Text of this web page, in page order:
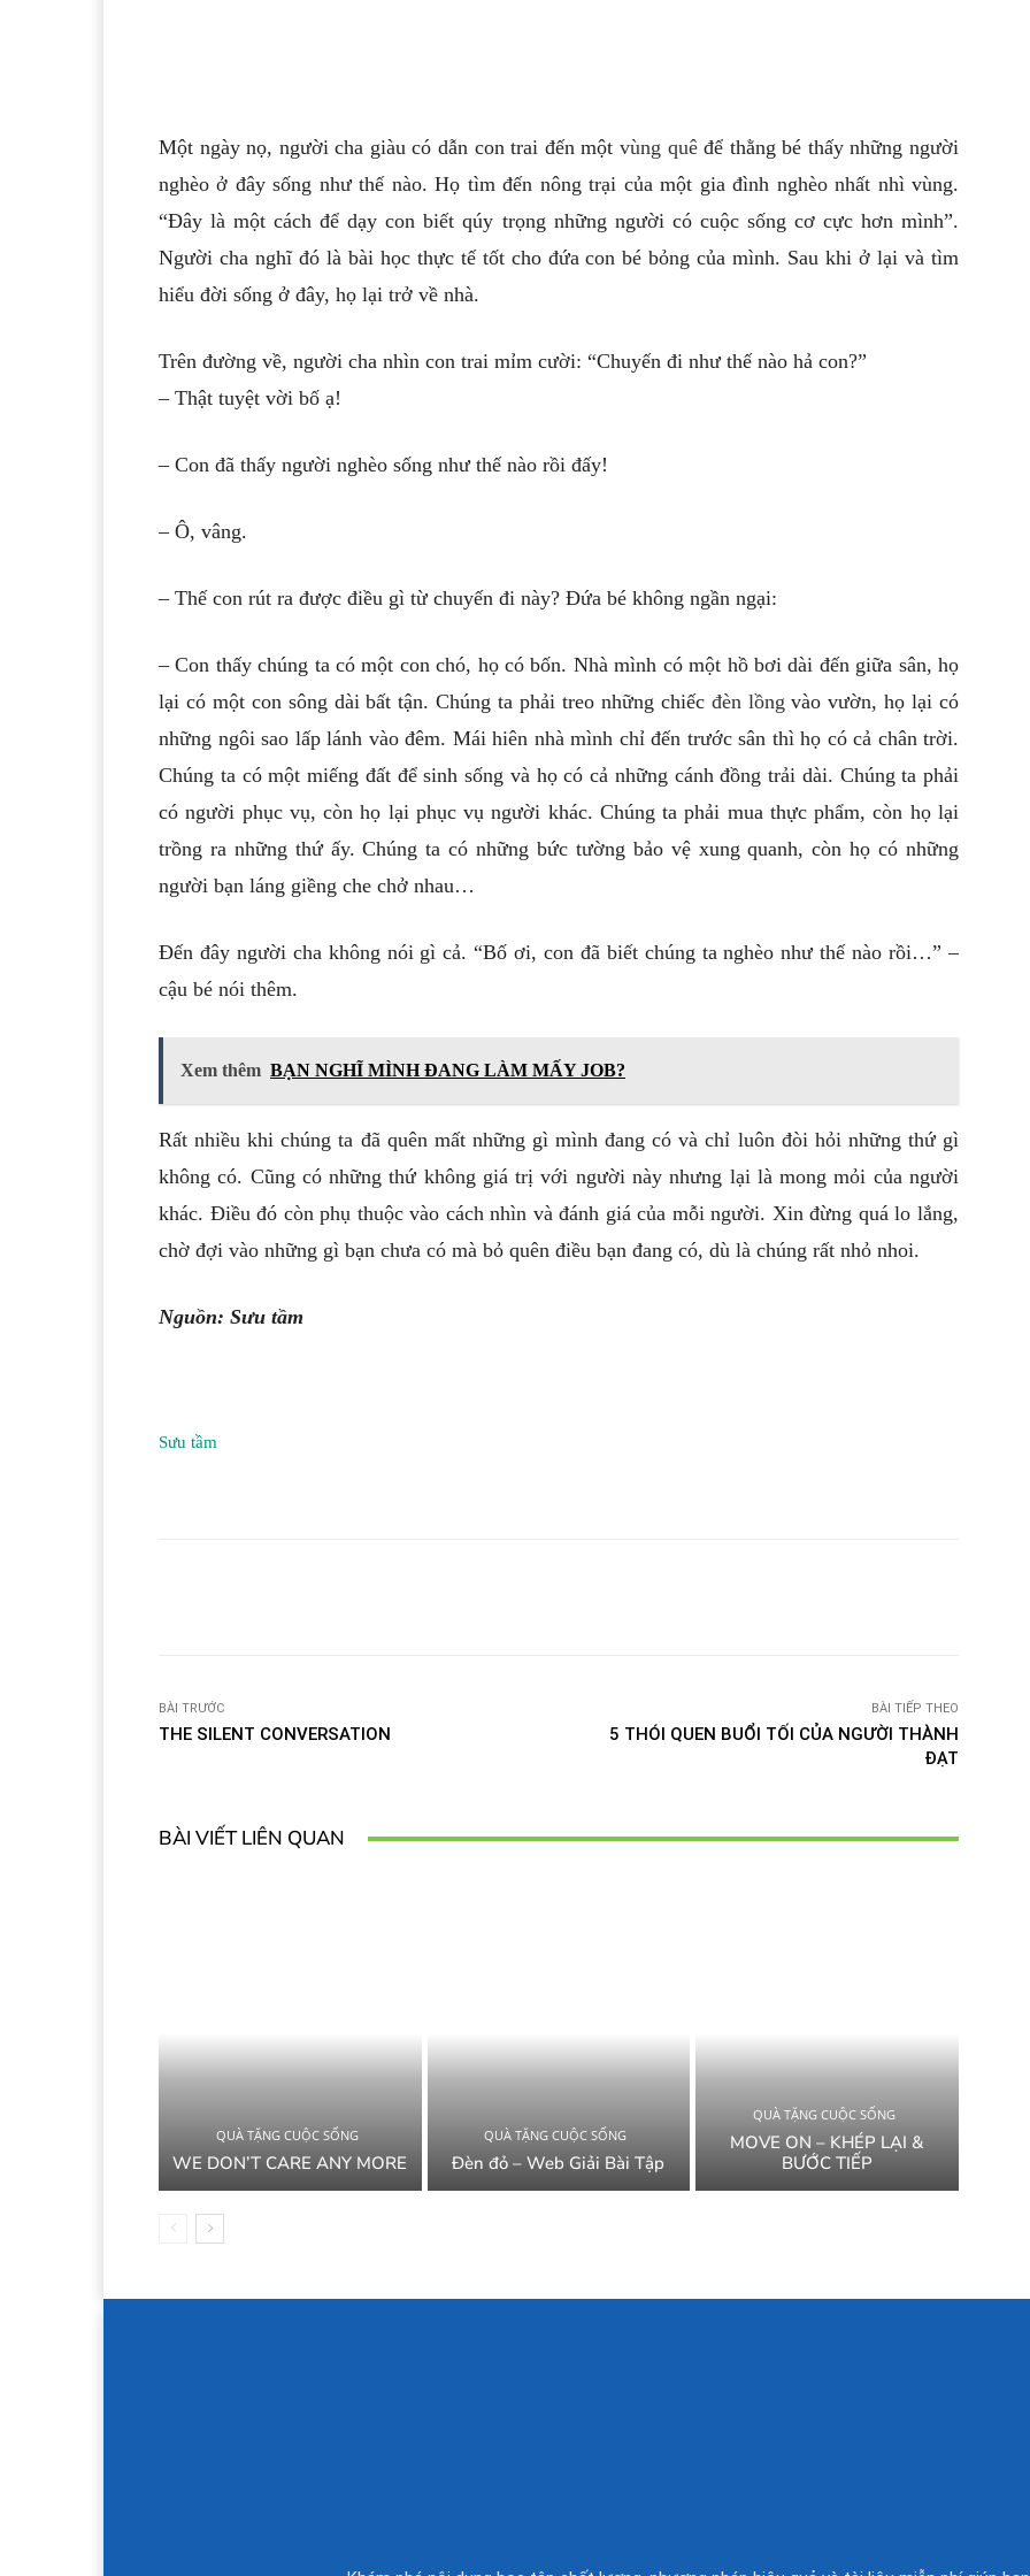
Một ngày nọ, người cha giàu có dẫn con trai đến một vùng quêđể thằng bé thấy những người
nghèo ở đây sống như thế nào. Họ tìm đến nông trại của một gia đình nghèo nhất nhì vùng.
“Đây là một cách để dạy con biết qúy trọng những người có cuộc sống cơ cực hơn mình”.
Người cha nghĩ đó là bài học thực tế tốt cho đứa con bé bỏng của mình. Sau khi ở lại và tìm
hiểu đời sống ở đây, họ lại trở về nhà.
Trên đường về, người cha nhìn con trai mỉm cười: “Chuyến đi như thế nào hả con?”
– Thật tuyệt vời bố ạ!
– Con đã thấy người nghèo sống như thế nào rồi đấy!
– Ô, vâng.
– Thế con rút ra được điều gì từ chuyến đi này? Đứa bé không ngần ngại:
– Con thấy chúng ta có một con chó, họ có bốn. Nhà mình có một hồ bơi dài đến giữa sân, họ
lại có một con sông dài bất tận. Chúng ta phải treo những chiếc đèn lồng vào vườn, họ lại có
những ngôi sao lấp lánh vào đêm. Mái hiên nhà mình chỉ đến trước sân thì họ có cả chân trời.
Chúng ta có một miếng đất để sinh sống và họ có cả những cánh đồng trải dài. Chúng ta phải
có người phục vụ, còn họ lại phục vụ người khác. Chúng ta phải mua thực phẩm, còn họ lại
trồng ra những thứ ấy. Chúng ta có những bức tường bảo vệ xung quanh, còn họ có những
người bạn láng giềng che chở nhau…
Đến đây người cha không nói gì cả. “Bố ơi, con đã biết chúng ta nghèo như thế nào rồi…” –
cậu bé nói thêm.
Xem thêm BẠN NGHĨ MÌNH ĐANG LÀM MẤY JOB?
Rất nhiều khi chúng ta đã quên mất những gì mình đang có và chỉ luôn đòi hỏi những thứ gì
không có. Cũng có những thứ không giá trị với người này nhưng lại là mong mỏi của người
khác. Điều đó còn phụ thuộc vào cách nhìn và đánh giá của mỗi người. Xin đừng quá lo lắng,
chờ đợi vào những gì bạn chưa có mà bỏ quên điều bạn đang có, dù là chúng rất nhỏ nhoi.
Nguồn: Sưu tầm
Sưu tầm
BÀI TRƯỚC
THE SILENT CONVERSATION
BÀI TIẾP THEO
5 THÓI QUEN BUỔI TỐI CỦA NGƯỜI THÀNH
ĐẠT
BÀI VIẾT LIÊN QUAN
QUÀ TẶNG CUỘC SỐNG
WE DON’T CARE ANY MORE
QUÀ TẶNG CUỘC SỐNG
Đèn đỏ – Web Giải Bài Tập
QUÀ TẶNG CUỘC SỐNG
MOVE ON – KHÉP LẠI &
BƯỚC TIẾP